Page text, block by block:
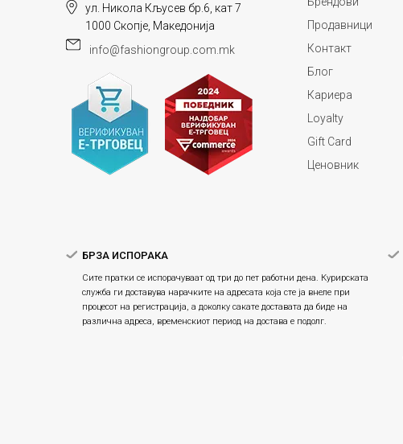
ул. Никола Кљусев бр.6, кат 7
1000 Скопје, Македонија
info@fashiongroup.com.mk
Продавници
Контакт
Блог
Кариера
Loyalty
Gift Card
Ценовник
БРЗА ИСПОРАКА
Сите пратки се испорачуваат од три до пет работни дена. Курирската
служба ги доставува нарачките на адресата која сте ја внеле при
процесот на регистрација, а доколку сакате доставата да биде на
различна адреса, временскиот период на достава е подолг.